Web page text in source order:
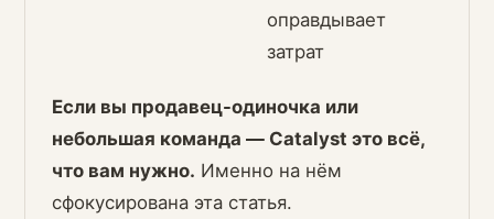
оправдывает
затрат
Если вы продавец-одиночка или
небольшая команда — Catalyst это всё,
что вам нужно. Именно на нём
сфокусирована эта статья.